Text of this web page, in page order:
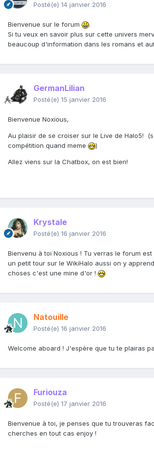
Posté(e) 14 janvier 2016
Bienvenue sur le forum
.
Si tu veux en savoir plus sur cette univers
beaucoup d'information dans les romans et
GermanLilian
Posté(e) 15 janvier 2016
Bienvenue Noxious,
Au plaisir de se croiser sur le Live de Halo5!
compétition quand meme
)
Allez viens sur la Chatbox, on est bien!
Krystale
Posté(e) 16 janvier 2016
Bienvenu à toi Noxious ! Tu verras le forum
un petit tour sur le WikiHalo aussi on y
choses c'est une mine d'or !
Natouille
Posté(e) 16 janvier 2016
Welcome aboard ! J'espère que tu te plairas
Furiouza
Posté(e) 17 janvier 2016
Bienvenue à toi, je penses que tu trouveras
cherches en tout cas enjoy !